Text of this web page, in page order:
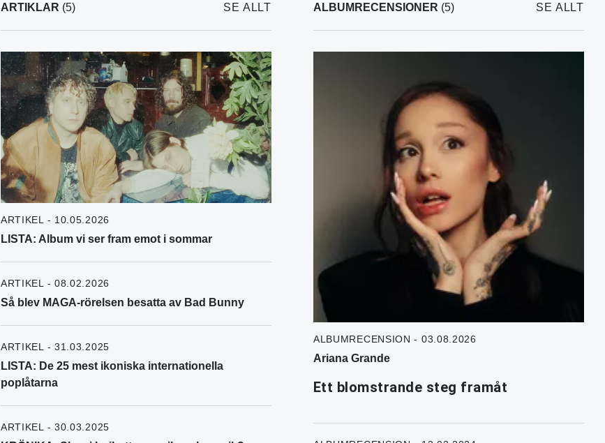
ARTIKLAR (5) SE ALLT
ARTIKEL - 10.05.2026
LISTA: Album vi ser fram emot i sommar
ARTIKEL - 08.02.2026
Så blev MAGA-rörelsen besatta av Bad Bunny
ARTIKEL - 31.03.2025
LISTA: De 25 mest ikoniska internationella
poplåtarna
ARTIKEL - 30.03.2025
ALBUMRECENSIONER (5) SE ALLT
ALBUMRECENSION - 03.08.2026
Ariana Grande
Ett blomstrande steg framåt